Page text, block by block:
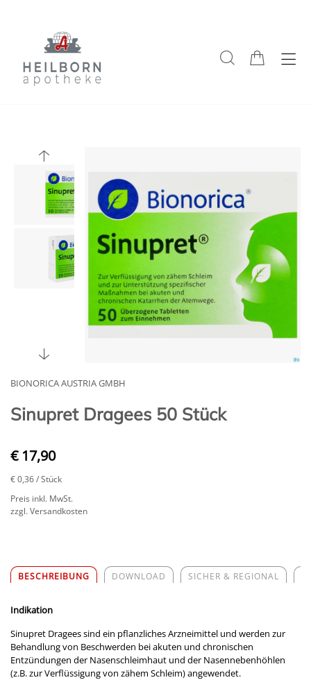
BIONORICA AUSTRIA GMBH
Sinupret Dragees 50 Stück
€ 17,90
€ 0,36/ Stück
Preis inkl. MwSt.
zzgl. Versandkosten
BESCHREIBUNG DOWNLOAD SICHER & REGIONAL
Indikation
Sinupret Dragees sind ein pflanzliches Arzneimittel und werden zur
Behandlung von Beschwerden bei akuten und chronischen
Entzündungen der Nasenschleimhaut und der Nasennebenhöhlen
(z.B. zur Verflüssigung von zähem Schleim) angewendet.